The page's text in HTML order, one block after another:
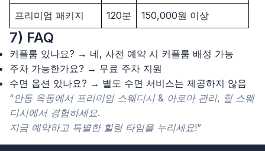
프리미엄 패키지 120분 150,000원 이상
7) FAQ
커플룸 있나요? → 네, 사전 예약 시 커플룸 배정 가능
주차 가능한가요? → 무료 주차 지원
수면 옵션 있나요? → 별도 수면 서비스는 제공하지 않음
“안동 옥동에서 프리미엄 스웨디시 & 아로마 관리, 힐 스웨
디시에서 경험하세요.
지금 예약하고 특별한 힐링 타임을 누리세요!”